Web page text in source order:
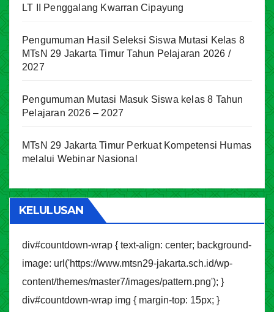
LT II Penggalang Kwarran Cipayung
Pengumuman Hasil Seleksi Siswa Mutasi Kelas 8
MTsN 29 Jakarta Timur Tahun Pelajaran 2026 /
2027
Pengumuman Mutasi Masuk Siswa kelas 8 Tahun
Pelajaran 2026 – 2027
MTsN 29 Jakarta Timur Perkuat Kompetensi Humas
melalui Webinar Nasional
KELULUSAN
div#countdown-wrap { text-align: center; background-
image: url('https://www.mtsn29-jakarta.sch.id/wp-
content/themes/master7/images/pattern.png'); }
div#countdown-wrap img { margin-top: 15px; }